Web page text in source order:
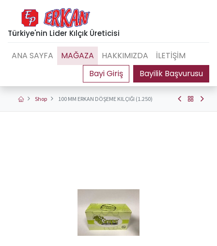
Türkiye'nin Lider Kılçık Üreticisi
Bayilik Başvurusu
ANA SAYFA MAĞAZA HAKKIMIZDA İLETİŞİM
Shop 100 MM ERKAN DÖŞEME KILÇIĞI (1.250)